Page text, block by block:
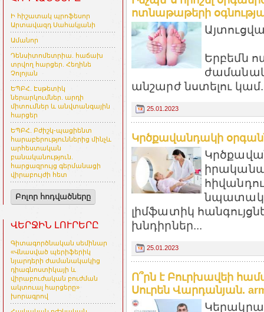
Ի հիշատակ պրոֆեսոր
Արտավազդ Սահակյանի
Ամանոր
Դենսիտոմետրիա. հաճախ
տրվող հարցեր. Հեղինե
Չոլոյան
ԵՊԲՀ. Էսթետիկ
ներարկումներ. արդի
միտումներ և անվտանգային
հարցեր
ԵՊԲՀ. Բժիշկ-պացիենտ
հարաբերություններից մինչև
արհեստական
բանականություն.
հարցազրույց գերմանացի
վիրաբույժի հետ
Բոլոր հոդվածները
ՎԵՐՋԻՆ ԼՈՒՐԵՐԸ
Գիտագործնական սեմինար
«Վնասված պերիֆերիկ
նյարդերի ժամանակակից
դիագնոստիկայի և
վիրաբուժական բուժման
ակտուալ հարցերը»
խորագրով
ոտնաթաթերի
Երբեմն
ժամանակ
անշարժ նստելու
25.01.2023
Կրծքավանդակի
լիմֆատիկ
խնդիրներ...
25.01.2023
Ո՞րն է Բուրխավեի
Սուրեն Վարդանյան.